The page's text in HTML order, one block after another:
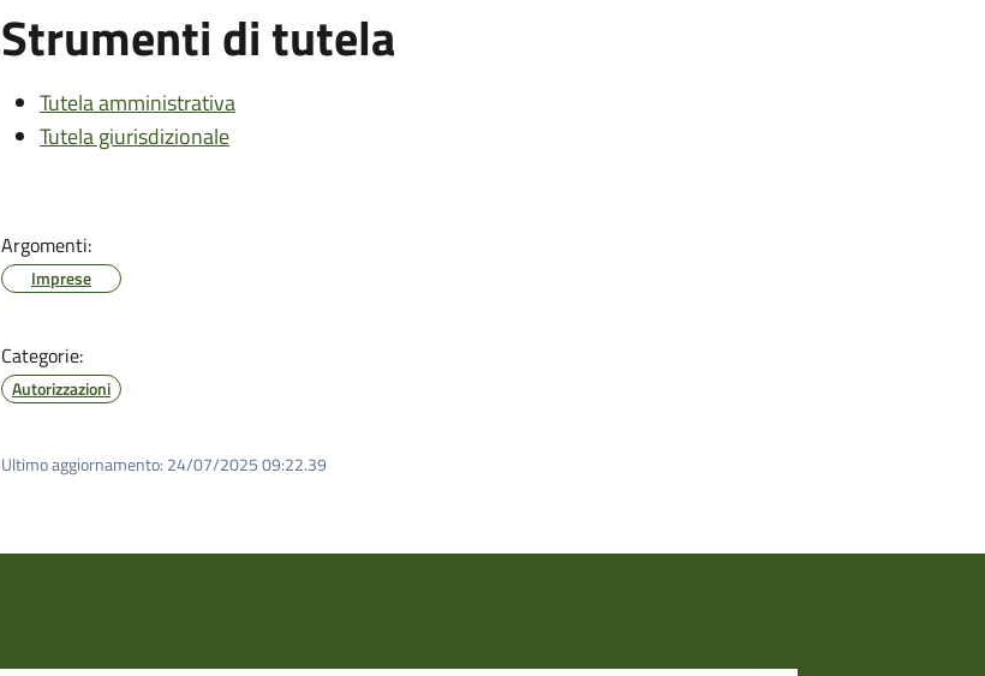
Strumenti di tutela
Tutela amministrativa
Tutela giurisdizionale
Argomenti:
Imprese
Categorie:
Autorizzazioni
Ultimo aggiornamento: 24/07/2025 09:22.39